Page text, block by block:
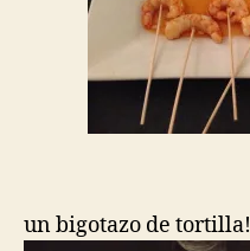
un bigotazo de tortilla!